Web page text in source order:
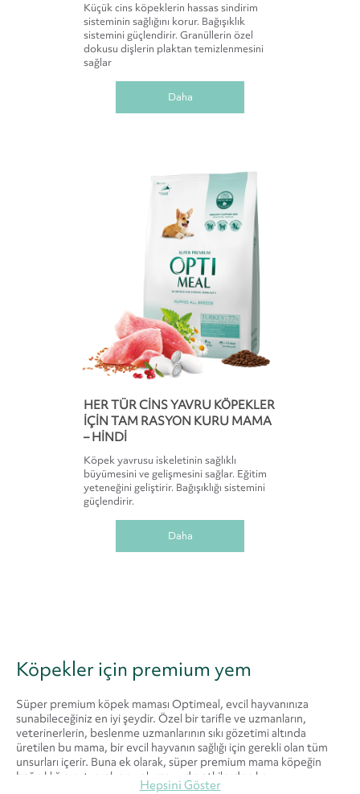
Küçük cins köpeklerin hassas sindirim
sisteminin sağlığını korur. Bağışıklık
sistemini güçlendirir. Granüllerin özel
dokusu dişlerin plaktan temizlenmesini
sağlar
Daha
HER TÜR CINS YAVRU KÖPEKLER
IÇIN TAM RASYON KURU MAMA
– HINDI
Köpek yavrusu iskeletinin sağlıklı
büyümesini ve gelişmesini sağlar. Eğitim
yeteneğini geliştirir. Bağışıklığı sistemini
güçlendirir.
Daha
Köpekler için premium yem
Süper premium köpek maması Optimeal, evcil hayvanınıza
sunabileceğiniz en iyi şeydir. Özel bir tarifle ve uzmanların,
veterinerlerin, beslenme uzmanlarının sıkı gözetimi altında
üretilen bu mama, bir evcil hayvanın sağlığı için gerekli olan tüm
unsurları içerir. Buna ek olarak, süper premium mama köpeğin
bağışıklığını artırarak onu olumsuz dış etkilerden korur.
Hepsini Göster